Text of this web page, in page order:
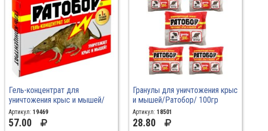
Гель-концентрат для
уничтожения крыс и мышей/
Ратобор/ 50гр /50
Артикул: 19469
57.00
Гранулы для уничтожения крыс
и мышей/Ратобор/ 100гр
Артикул: 18501
28.80